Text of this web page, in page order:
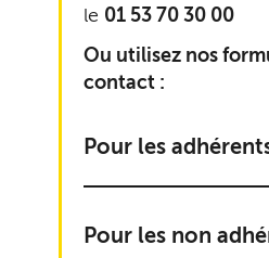
le 01 53 70 30 00
Ou utilisez nos
contact :
Pour les
Pour les non